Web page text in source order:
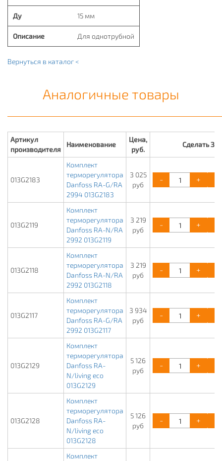
Ду 15 мм
Описание Для однотрубной
Вернуться в каталог <
Аналогичные товары
Артикул
производителя
Наименование
Цена,
руб.
Сделать
013G2183
Комплект
терморегулятора
Danfoss RA-G/RA
2994 013G2183
3 025
руб
- +
013G2119
Комплект
терморегулятора
Danfoss RA-N/RA
2992 013G2119
3 219
руб
- +
013G2118
Комплект
терморегулятора
Danfoss RA-N/RA
2992 013G2118
3 219
руб
- +
013G2117
Комплект
терморегулятора
Danfoss RA-G/RA
2992 013G2117
3 934
руб
- +
013G2129
Комплект
терморегулятора
Danfoss RA-
N/living eco
013G2129
5 126
руб
- +
013G2128
Комплект
терморегулятора
Danfoss RA-
N/living eco
013G2128
5 126
руб
- +
Комплект